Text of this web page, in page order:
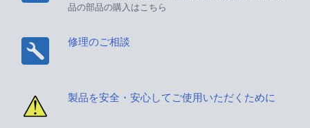
品の部品の購入はこちら
修理のご相談
製品を安全・安心してご使用いただくために